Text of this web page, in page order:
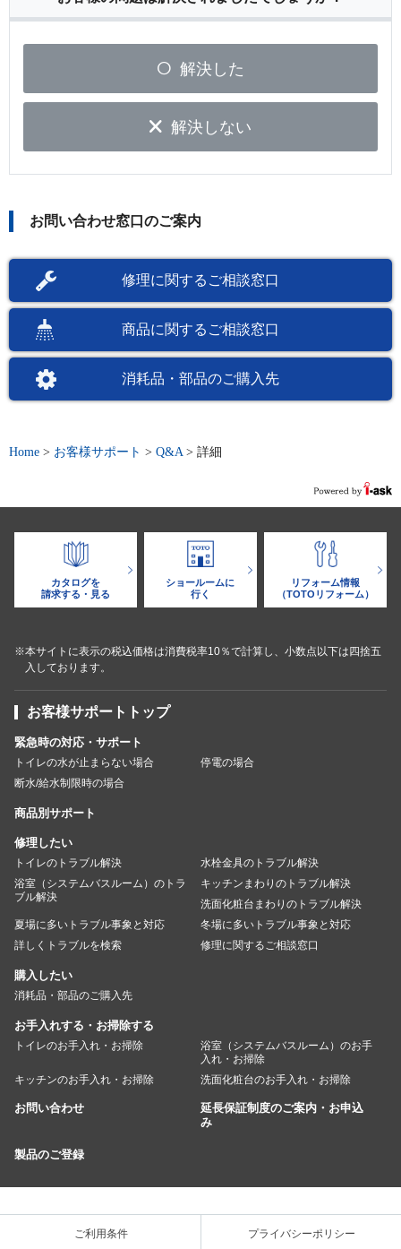
解決した
解決しない
お問い合わせ窓口のご案内
修理に関するご相談窓口
商品に関するご相談窓口
消耗品・部品のご購入先
Home > お客様サポート > Q&A > 詳細
カタログを
請求する・見る
ショールームに
行く
リフォーム情報
（TOTOリフォーム）
※本サイトに表示の税込価格は消費税率10％で計算し、小数点以下は四捨五
入しております。
お客様サポートトップ
緊急時の対応・サポート
トイレの水が止まらない場合
停電の場合
断水/給水制限時の場合
商品別サポート
修理したい
トイレのトラブル解決
水栓金具のトラブル解決
浴室（システムバスルーム）のトラ
ブル解決
キッチンまわりのトラブル解決
洗面化粧台まわりのトラブル解決
夏場に多いトラブル事象と対応
冬場に多いトラブル事象と対応
詳しくトラブルを検索
修理に関するご相談窓口
購入したい
消耗品・部品のご購入先
お手入れする・お掃除する
トイレのお手入れ・お掃除
浴室（システムバスルーム）のお手
入れ・お掃除
キッチンのお手入れ・お掃除
洗面化粧台のお手入れ・お掃除
お問い合わせ
延長保証制度のご案内・お申込
み
製品のご登録
ご利用条件 プライバシーポリシー